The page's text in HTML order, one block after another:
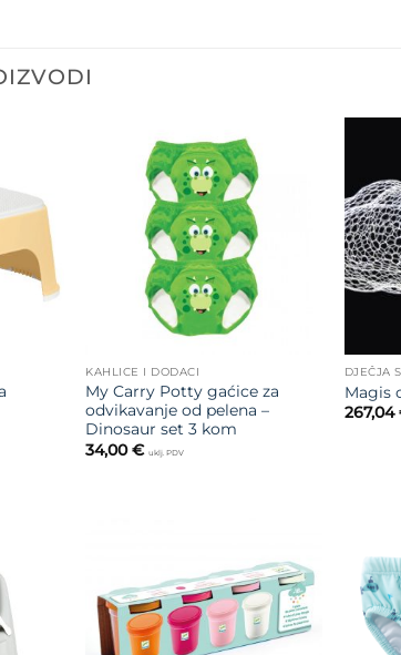
na listu
želja
Dodajte
KAHLICE I DODACI
My Carry Potty gaćice za
odvikavanje od pelena –
Dinosaur set 3 kom
34,00€ uklj. PDV
DJEČJA
Magis
267,04
na listu
želja
Dodajte
na listu
želja